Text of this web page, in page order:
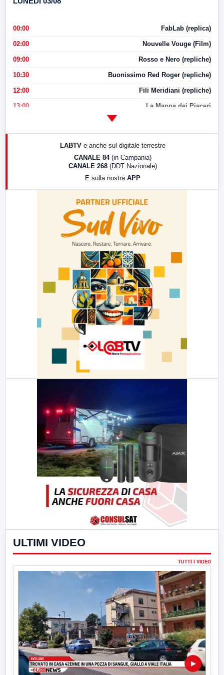
00:00 FabLab (replica)
02:00 Nouvelle Vouge (Film)
09:00 Rosso e Nero (repliche)
10:30 Buonissimo Red Roger (repliche)
12:00 Fili Meridiani (repliche)
13:00 La Mappa dei Piaceri
17:00 LabNews (replica)
LABTV e anche sul digitale terrestre
CANALE 84 (in Campania)
CANALE 268 (DDT Nazionale)
E sulla nostra APP
ULTIMI VIDEO
TUTTI I VIDEO
▶